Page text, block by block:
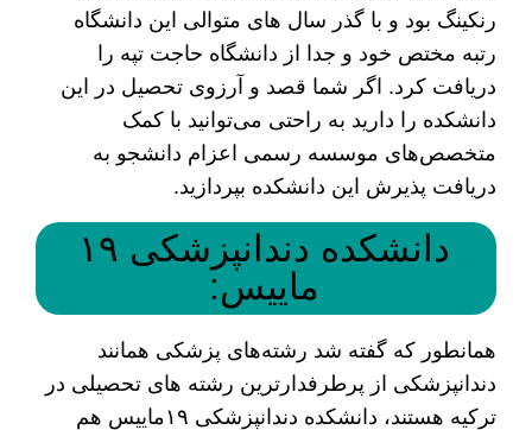
رنکینگ بود و با گذر سال های متوالی این دانشگاه
رتبه مختص خود و جدا از دانشگاه حاجت تپه را
دریافت کرد. اگر شما قصد و آرزوی تحصیل در این
دانشکده را دارید به راحتی می‌توانید با کمک
متخصص‌های موسسه رسمی اعزام دانشجو به
دریافت پذیرش این دانشکده بپردازید.
دانشکده دندانپزشکی ۱۹
ماییس:
همانطور که گفته شد رشته‌های پزشکی همانند
دندانپزشکی از پرطرفدارترین رشته‌ های تحصیلی در
ترکیه هستند، دانشکده دندانپزشکی ۱۹ماییس هم